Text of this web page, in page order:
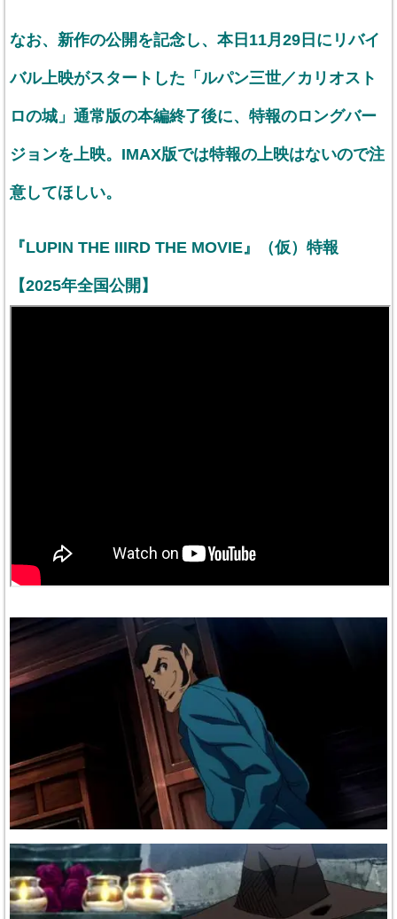
なお、新作の公開を記念し、本日11月29日にリバイ
バル上映がスタートした「ルパン三世／カリオスト
ロの城」通常版の本編終了後に、特報のロングバー
ジョンを上映。IMAX版では特報の上映はないので注
意してほしい。
『LUPIN THE IIIRD THE MOVIE』（仮）特報
【2025年全国公開】